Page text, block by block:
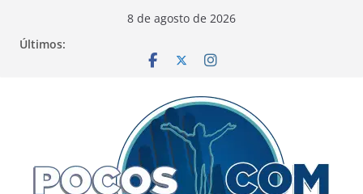
8 de agosto de 2026
Últimos: